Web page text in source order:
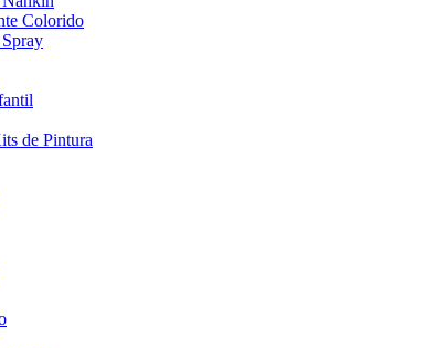
Colorido
de Pintura